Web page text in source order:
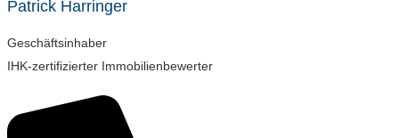
Patrick Harringer
Geschäftsinhaber
IHK-zertifizierter Immobilienbewerter